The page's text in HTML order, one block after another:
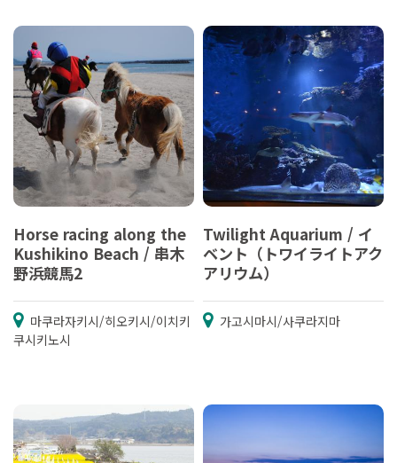
Horse racing along the
Kushikino Beach / 串木
野浜競馬2
마쿠라자키시/히오키시/이치키
쿠시키노시
Twilight Aquarium / イ
ベント（トワイライトアク
アリウム）
가고시마시/사쿠라지마